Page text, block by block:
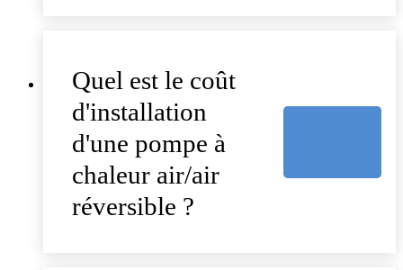
Quel est le coût
d'installation
d'une pompe à
chaleur air/air
réversible ?